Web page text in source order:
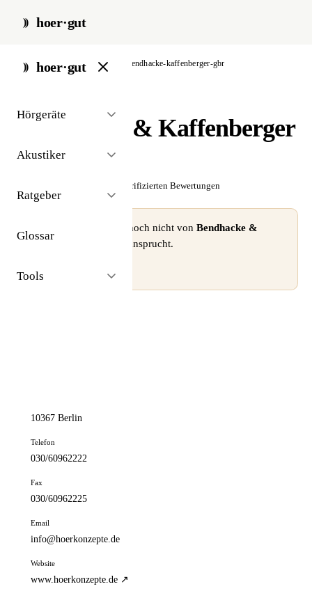
hoer·gut
hoer·gut
Hörgeräte
Akustiker
Ratgeber
Glossar
Tools
start / akustiker / berlin bendhacke-kaffenberger-gbr
Bendhacke & Kaffenberger
GbR
Noch keine verifizierten Bewertungen
⚠ Dieses Profil wurde noch nicht von Bendhacke &
beansprucht.
10367 Berlin
Telefon
030/60962222
Fax
030/60962225
Email
info@hoerkonzepte.de
Website
www.hoerkonzepte.de ↗